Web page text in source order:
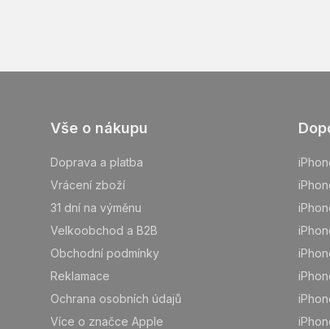
Vše o nákupu
Doprava a platba
Vrácení zboží
31 dní na výměnu
Velkoobchod a B2B
Obchodní podmínky
Reklamace
Ochrana osobních údajů
Více o značce Apple